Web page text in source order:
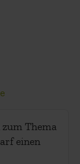
Thema
einen